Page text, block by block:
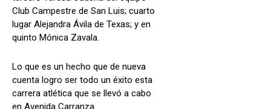
Club Campestre de San Luis; cuarto
lugar Alejandra Ávila de Texas; y en
quinto Mónica Zavala.
Lo que es un hecho que de nueva
cuenta logro ser todo un éxito esta
carrera atlética que se llevó a cabo
en Avenida Carranza.